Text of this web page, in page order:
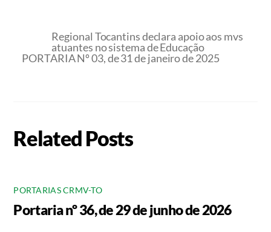
Regional Tocantins declara apoio aos mvs
atuantes no sistema de Educação
PORTARIA Nº 03, de 31 de janeiro de 2025
Related Posts
PORTARIAS CRMV-TO
Portaria nº 36, de 29 de junho de 2026